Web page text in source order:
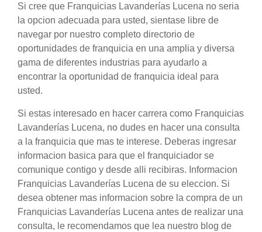
Si cree que Franquicias Lavanderías Lucena no seria
la opcion adecuada para usted, sientase libre de
navegar por nuestro completo directorio de
oportunidades de franquicia en una amplia y diversa
gama de diferentes industrias para ayudarlo a
encontrar la oportunidad de franquicia ideal para
usted.
Si estas interesado en hacer carrera como Franquicias
Lavanderías Lucena, no dudes en hacer una consulta
a la franquicia que mas te interese. Deberas ingresar
informacion basica para que el franquiciador se
comunique contigo y desde alli recibiras. Informacion
Franquicias Lavanderías Lucena de su eleccion. Si
desea obtener mas informacion sobre la compra de un
Franquicias Lavanderías Lucena antes de realizar una
consulta, le recomendamos que lea nuestro blog de